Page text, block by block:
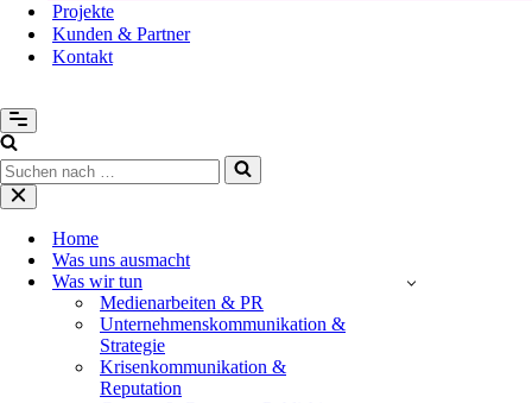
Projekte
Kunden & Partner
Kontakt
Navigationsmenü
Suchen
nach …
Navigationsmenü
Home
Was uns ausmacht
Was wir tun
Medienarbeiten & PR
Unternehmenskommunikation &
Strategie
Krisenkommunikation &
Reputation